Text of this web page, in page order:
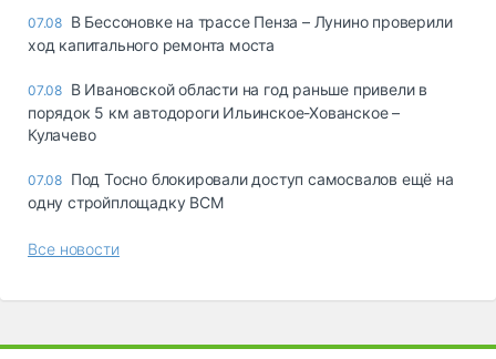
07.08 В Бессоновке на трассе Пенза – Лунино проверили
ход капитального ремонта моста
07.08 В Ивановской области на год раньше привели в
порядок 5 км автодороги Ильинское-Хованское –
Кулачево
07.08 Под Тосно блокировали доступ самосвалов ещё на
одну стройплощадку ВСМ
Все новости